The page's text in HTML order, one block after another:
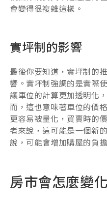
會變得很複雜這樣。
實坪制的影響
最後你要知道，實坪制的
響。實坪制強調的是實際
讓車位的計算更加透明化
而，這也意味著車位的價
更容易被量化，買賣時的
者來說，這可能是一個新
說，可能會增加購屋的負
房市會怎麼變化